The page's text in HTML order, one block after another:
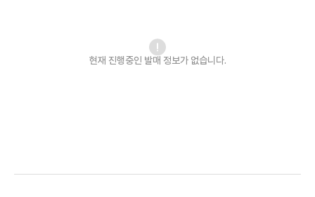
현재 진행중인 발매 정보가 없습니다.